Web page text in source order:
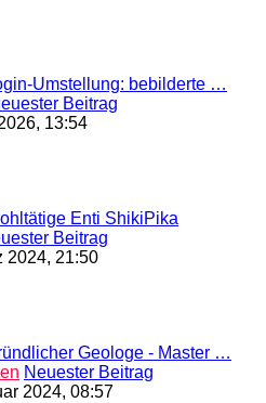
Umstellung: bebilderte …
Beitrag
13:54
Enti ShikiPika
Beitrag
2024, 21:50
Geologe - Master …
Neuester Beitrag
2024, 08:57